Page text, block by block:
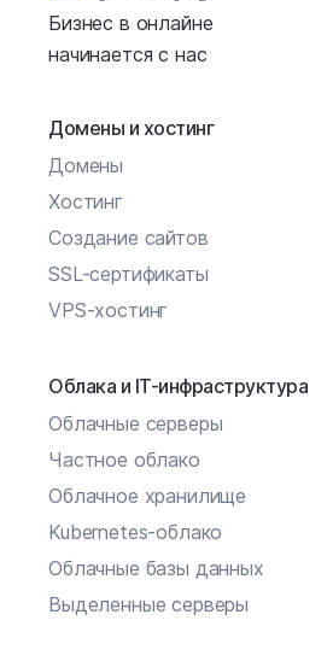
Бизнес в онлайне
начинается с нас
Домены и хостинг
Домены
Хостинг
Создание сайтов
SSL-сертификаты
VPS-хостинг
Облака и IT-инфраструктура
Облачные серверы
Частное облако
Облачное хранилище
Kubernetes-облако
Облачные базы данных
Выделенные серверы